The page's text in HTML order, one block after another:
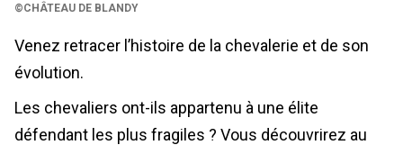
©CHÂTEAU DE BLANDY
Venez retracer l’histoire de la chevalerie et de son
évolution.
Les chevaliers ont-ils appartenu à une élite
défendant les plus fragiles ? Vous découvrirez au